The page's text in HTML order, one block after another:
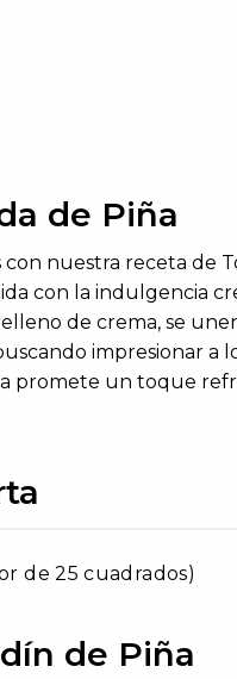
de Piña
con nuestra receta de
con la indulgencia
de crema, se
impresionar
promete un toque
de 25 cuadrados)
de Piña